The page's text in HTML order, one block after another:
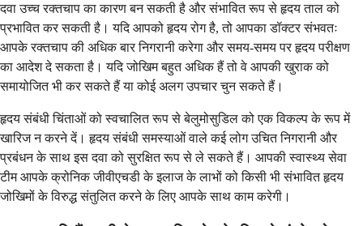
दवा उच्च रक्तचाप का कारण बन सकती है और संभावित रूप से हृदय ताल को
प्रभावित कर सकती है। यदि आपको हृदय रोग है, तो आपका डॉक्टर संभवतः
आपके रक्तचाप की अधिक बार निगरानी करेगा और समय-समय पर हृदय परीक्षण
का आदेश दे सकता है। यदि जोखिम बहुत अधिक हैं तो वे आपकी खुराक को
समायोजित भी कर सकते हैं या कोई अलग उपचार चुन सकते हैं।
हृदय संबंधी चिंताओं को स्वचालित रूप से बेलुमोसुडिल को एक विकल्प के रूप में
खारिज न करने दें। हृदय संबंधी समस्याओं वाले कई लोग उचित निगरानी और
प्रबंधन के साथ इस दवा को सुरक्षित रूप से ले सकते हैं। आपकी स्वास्थ्य सेवा
टीम आपके क्रोनिक जीवीएचडी के इलाज के लाभों को किसी भी संभावित हृदय
जोखिमों के विरुद्ध संतुलित करने के लिए आपके साथ काम करेगी।